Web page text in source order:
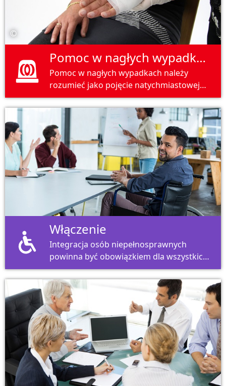
©
Pomoc w nagłych wypadkach
Pomoc w nagłych wypadkach należy
rozumieć jako pojęcie natychmiastowej
pomocy w nagłych wypadkach wszelkiego
rodzaju. Może to być pierwsza pomoc
medyczna w razie wypadku lub wsparcie
interpersonalne w nagłych sytuacjach
kryzysowych.
Włączenie
Integracja osób niepełnosprawnych
powinna być obowiązkiem dla wszystkich.
Tylko w ten sposób uczestnictwo może
odnieść sukces.